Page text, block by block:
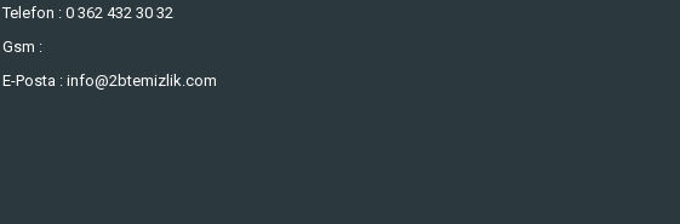
Telefon : 0 362 432 30 32
Gsm :
E-Posta : info@2btemizlik.com